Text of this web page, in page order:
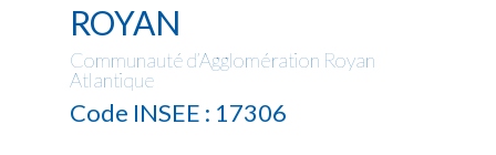
ROYAN
Communauté d’Agglomération Royan
Atlantique
Code INSEE : 17306